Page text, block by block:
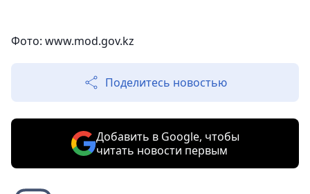
Фото: www.mod.gov.kz
Поделитесь новостью
Добавить в Google, чтобы
читать новости первым